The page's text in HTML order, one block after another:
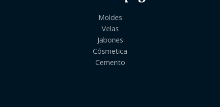
Moldes
Velas
Jabones
Cósmetica
Cemento